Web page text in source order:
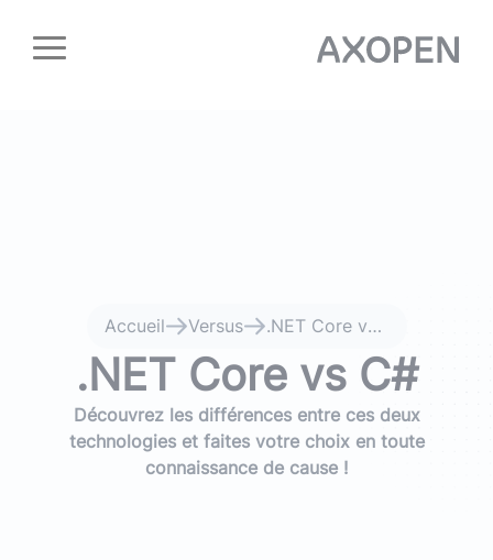
Accueil Versus .NET Core vs C#
.NET Core vs C#
Découvrez les différences entre ces deux
technologies et faites votre choix en toute
connaissance de cause !